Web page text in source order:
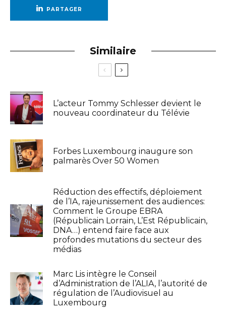
PARTAGER
Similaire
L’acteur Tommy Schlesser devient le
nouveau coordinateur du Télévie
Forbes Luxembourg inaugure son
palmarès Over 50 Women
Réduction des effectifs, déploiement
de l’IA, rajeunissement des audiences:
Comment le Groupe EBRA
(Républicain Lorrain, L’Est Républicain,
DNA…) entend faire face aux
profondes mutations du secteur des
médias
Marc Lis intègre le Conseil
d’Administration de l’ALIA, l’autorité de
régulation de l’Audiovisuel au
Luxembourg